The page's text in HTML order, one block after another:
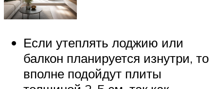
Если утеплять лоджию или
балкон планируется изнутри, то
вполне подойдут плиты